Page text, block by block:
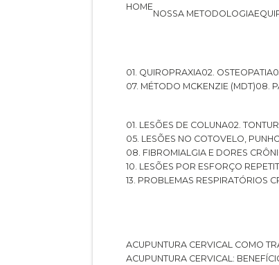
HOME
NOSSA METODOLOGIA
01. QUIROPRAXIA
02. OSTEOPATIA
07. MÉTODO MCKENZIE (MDT)
08.
01. LESÕES DE COLUNA
02.
05. LESÕES NO COTOVELO,
08. FIBROMIALGIA E DORES
10. LESÕES POR ESFORÇO
13. PROBLEMAS RESPIRATÓRIOS
ACUPUNTURA CERVICAL COMO
ACUPUNTURA CERVICAL: